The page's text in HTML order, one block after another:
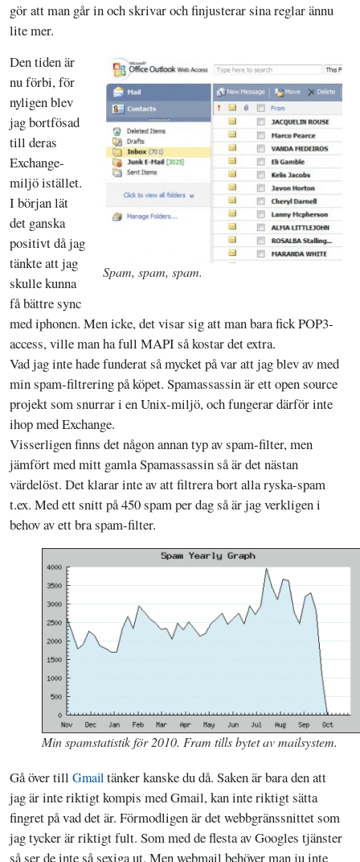
gör att man går in och skrivar och finjusterar sina reglar ännu
lite mer.
Spam, spam, spam.
Den tiden är
nu förbi, för
nyligen blev
jag bortfösad
till deras
Exchange-
miljö istället.
I början lät
det ganska
positivt då jag
tänkte att jag
skulle kunna
få bättre sync
med iphonen. Men icke, det visar sig att man bara fick POP3-
access, ville man ha full MAPI så kostar det extra.
Vad jag inte hade funderat så mycket på var att jag blev av med
min spam-filtrering på köpet. Spamassassin är ett open source
projekt som snurrar i en Unix-miljö, och fungerar därför inte
ihop med Exchange.
Visserligen finns det någon annan typ av spam-filter, men
jämfört med mitt gamla Spamassassin så är det nästan
värdelöst. Det klarar inte av att filtrera bort alla ryska-spam
t.ex. Med ett snitt på 450 spam per dag så är jag verkligen i
behov av ett bra spam-filter.
Min spamstatistik för 2010. Fram tills bytet av mailsystem.
Gå över till Gmail tänker kanske du då. Saken är bara den att
jag är inte riktigt kompis med Gmail, kan inte riktigt sätta
fingret på vad det är. Förmodligen är det webbgränssnittet som
jag tycker är riktigt fult. Som med de flesta av Googles tjänster
så ser de inte så sexiga ut. Men webmail behöver man ju inte